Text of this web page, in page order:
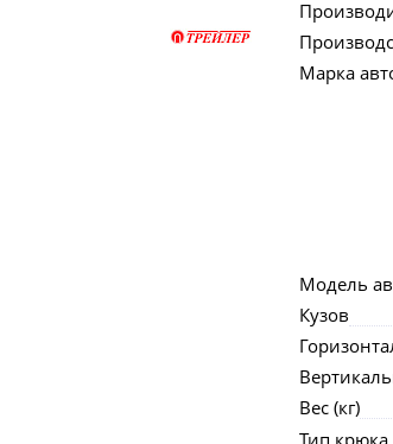
Марка
Модель
Кузов
Вес (кг)
Тип